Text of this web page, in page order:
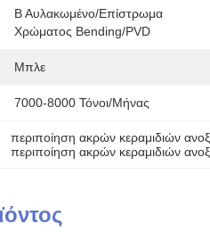
Β Αυλακωμένο/επίστρωμα
Χρώματος Bending/PVD
Μπλε
7000-8000 Τόνοι/μήνας
περιποίηση ακρών κεραμιδιών
περιποίηση ακρών κεραμιδιών